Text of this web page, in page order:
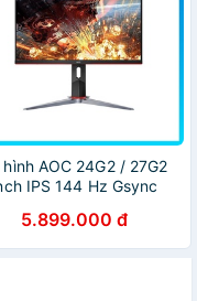
hình AOC 24G2 / 27G2
IPS 144 Hz Gsync
5.899.000 đ